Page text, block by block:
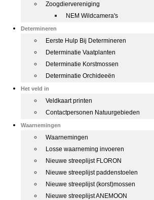
Zoogdiervereniging
NEM Wildcamera's
Determineren
Eerste Hulp Bij Determineren
Determinatie Vaatplanten
Determinatie Korstmossen
Determinatie Orchideeën
Het veld in
Veldkaart printen
Contactpersonen Natuurgebieden
Waarnemingen
Waarnemingen
Losse waarneming invoeren
Nieuwe streeplijst FLORON
Nieuwe streeplijst paddenstoelen
Nieuwe streeplijst (korst)mossen
Nieuwe streeplijst ANEMOON